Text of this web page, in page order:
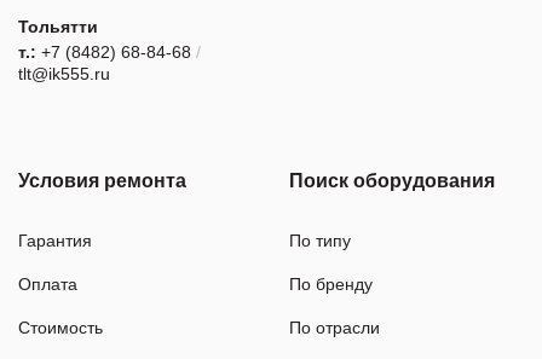
Тольятти
т.: +7 (8482) 68-84-68 /
tlt@ik555.ru
Условия ремонта
Гарантия
Оплата
Стоимость
Поиск оборудования
По типу
По бренду
По отрасли